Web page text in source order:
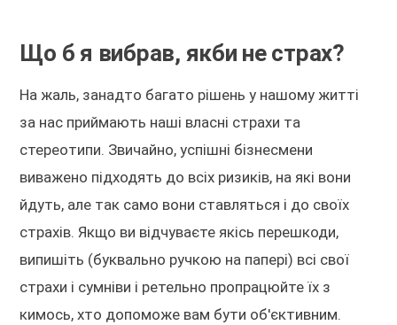
Що б я вибрав, якби не страх?
На жаль, занадто багато рішень у нашому житті
за нас приймають наші власні страхи та
стереотипи. Звичайно, успішні бізнесмени
виважено підходять до всіх ризиків, на які вони
йдуть, але так само вони ставляться і до своїх
страхів. Якщо ви відчуваєте якісь перешкоди,
випишіть (буквально ручкою на папері) всі свої
страхи і сумніви і ретельно пропрацюйте їх з
кимось, хто допоможе вам бути об'єктивним.